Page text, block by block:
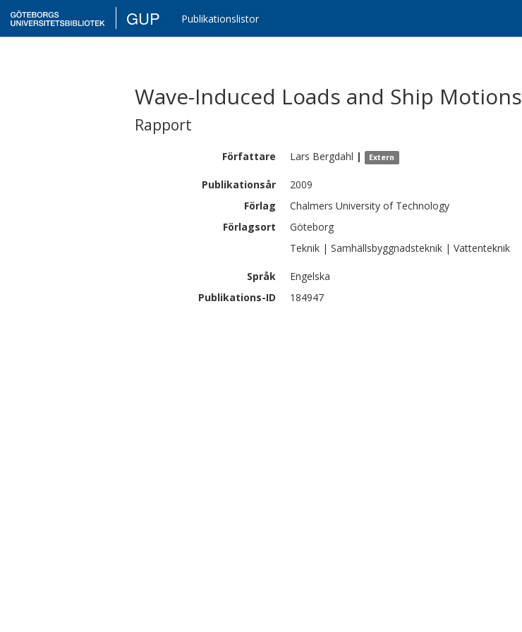
GUP Publikationslistor
Wave-Induced Loads and Ship Motions
Rapport
Författare Lars Bergdahl | Extern
Publikationsår
2009
Förlag
Chalmers University of Technology
Förlagsort
Göteborg
Teknik | Samhällsbyggnadsteknik | Vattenteknik
Språk
Engelska
Publikations-ID
184947